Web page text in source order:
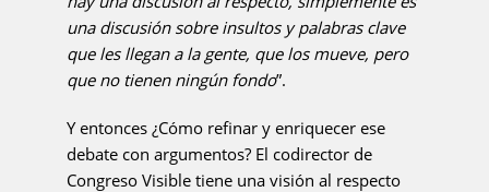
una discusión sobre insultos y palabras clave
que les llegan a la gente, que los mueve, pero
que no tienen ningún fondo”.
Y entonces ¿Cómo refinar y enriquecer ese
debate con argumentos? El codirector de
Congreso Visible tiene una visión al respecto